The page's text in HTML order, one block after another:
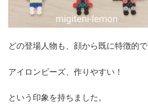
どの登場人物も、顔から既に特徴的で
アイロンビーズ、作りやすい！
という印象を持ちました。